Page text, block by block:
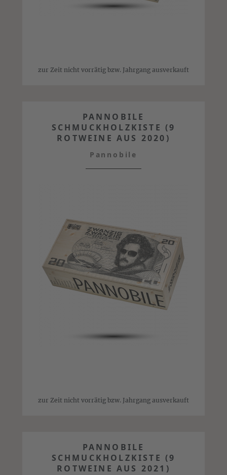
zur Zeit nicht vorrätig bzw. Jahrgang ausverkauft
PANNOBILE
SCHMUCKHOLZKISTE (9
ROTWEINE AUS 2020)
Pannobile
zur Zeit nicht vorrätig bzw. Jahrgang ausverkauft
PANNOBILE
SCHMUCKHOLZKISTE (9
ROTWEINE AUS 2021)